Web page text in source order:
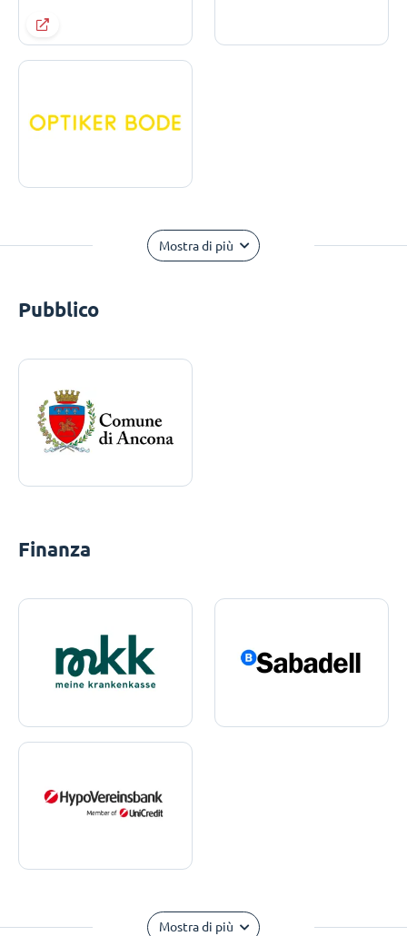
Mostra di più
Pubblico
Finanza
Mostra di più